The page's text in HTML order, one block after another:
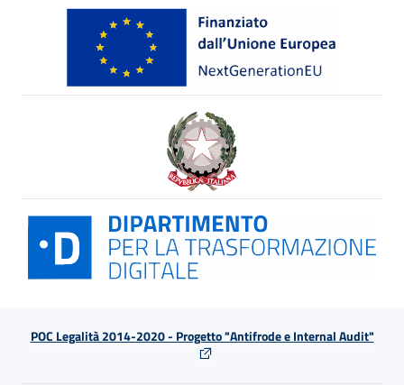
POC Legalità 2014-2020 - Progetto "Antifrode e Internal Audit"